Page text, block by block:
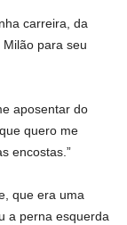
carreira, da
para seu
aposentar do
quero me
encostas.”
que era uma
a perna esquerda